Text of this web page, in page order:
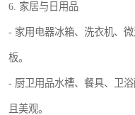
6. 家居与日用品
- 家用电器冰箱、洗衣机、
板。
- 厨卫用品水槽、餐具、卫
且美观。